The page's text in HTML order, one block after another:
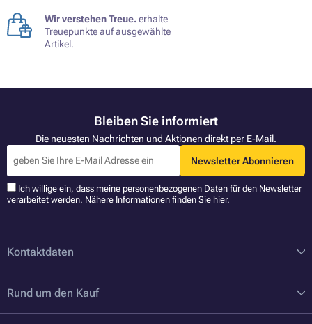
Wir verstehen Treue.erhalte
Treuepunkte auf ausgewählte
Artikel.
Bleiben Sie informiert
Die neuesten Nachrichten und Aktionen direkt per E-Mail.
Newsletter Abonnieren
Ich willige ein, dass meine personenbezogenen Daten für den Newsletter
verarbeitet werden. Nähere Informationen finden Sie hier.
Kontaktdaten
Rund um den Kauf